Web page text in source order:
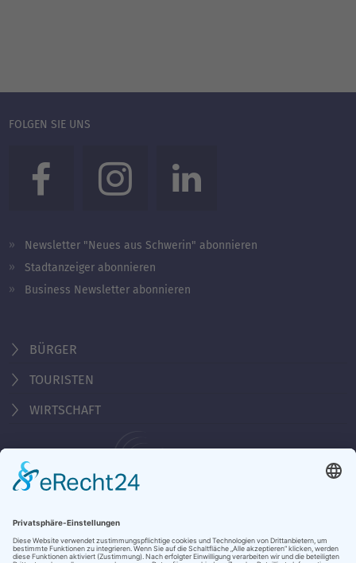
FOLGEN SIE UNS
Newsletter "Neues aus Schwerin" abonnieren
Stadtanzeiger abonnieren
Business Newsletter abonnieren
BÜRGER
TOURISTEN
WIRTSCHAFT
Behördennummer 115
KONTAKT
NOTRUFE & HOTLINES
JOBS